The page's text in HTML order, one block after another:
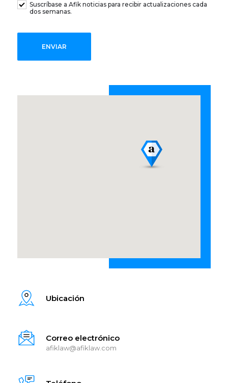
Suscríbase a Afik noticias para recibir actualizaciones cada
dos semanas.
ENVIAR
Ubicación
Correo electrónico
afiklaw@afiklaw.com